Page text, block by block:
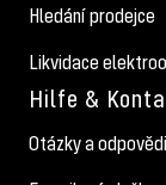
Hledání prodejce
Likvidace
Hilfe &
Otázky a odpovědi